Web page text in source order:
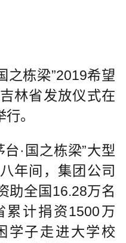
之栋梁”2019希望
林省发放仪式在
。
·国之栋梁”大型
年间，集团公司
助全国16.28万名
累计捐资1500万
学子走进大学校